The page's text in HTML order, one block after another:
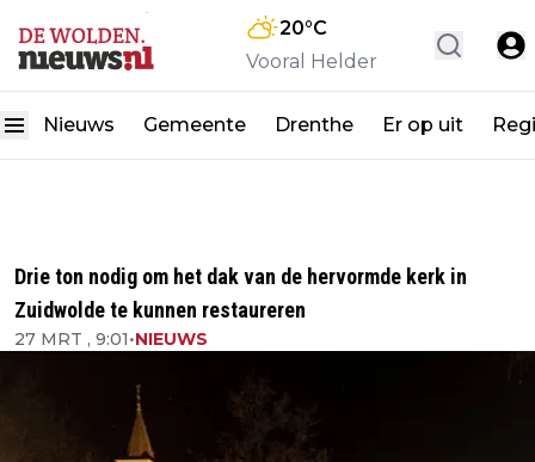
20°C
Vooral Helder
Nieuws Gemeente Drenthe Er op uit
Drie ton nodig om het dak van de hervormde kerk in
Zuidwolde te kunnen restaureren
27 MRT , 9:01•NIEUWS